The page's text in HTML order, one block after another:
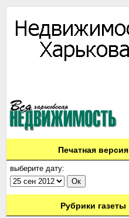
Печатная версия
выберите дату:
Рубрики газеты